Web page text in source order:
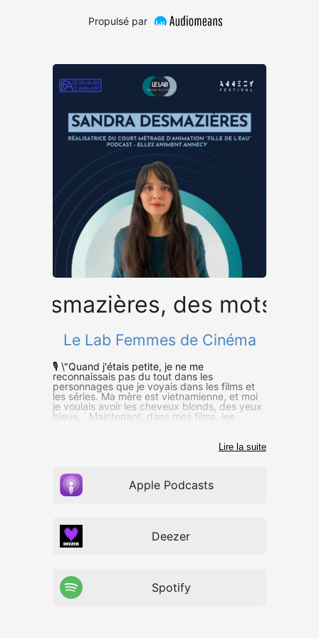
Propulsé par
Desmazières, des mots
Le Lab Femmes de Cinéma
🎙️ \"Quand j'étais petite, je ne me
reconnaissais pas du tout dans les
personnages que je voyais dans les films et
les séries. Ma mère est vietnamienne, et moi
je voulais avoir les cheveux blonds, des yeux
bleus... Maintenant, dans mes films, les
Lire la suite
Apple Podcasts
Deezer
Spotify